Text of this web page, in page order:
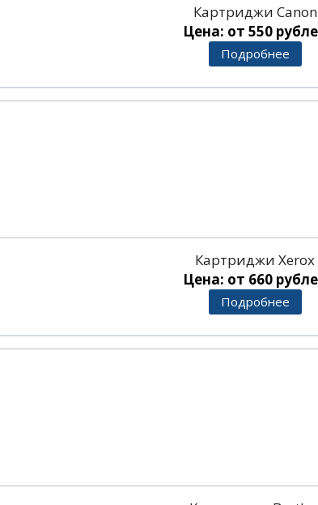
Картриджи Canon
Цена: от 550
Подробнее
Картриджи Xerox
Цена: от 660
Подробнее